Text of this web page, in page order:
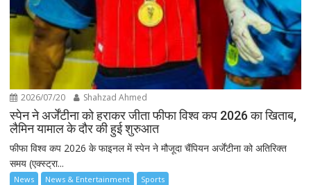
2026/07/20 Shahzad Ahmed
स्पेन ने अर्जेंटीना को हराकर जीता फीफा विश्व कप 2026 का खिताब,
लैमिन यामाल के दौर की हुई शुरुआत
फीफा विश्व कप 2026 के फाइनल में स्पेन ने मौजूदा चैंपियन अर्जेंटीना को अतिरिक्त
समय (एक्स्ट्रा...
News News & Entertainment Sports